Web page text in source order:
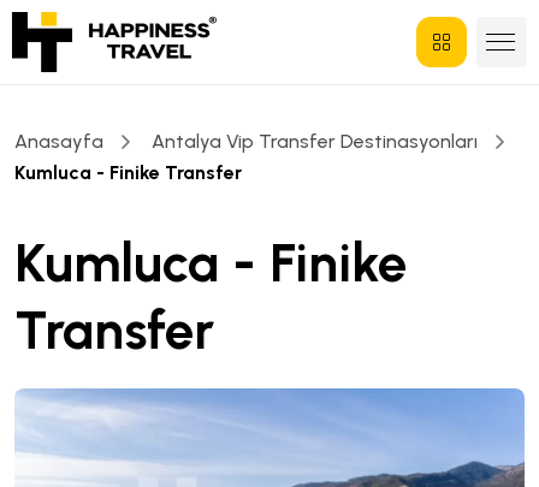
Anasayfa
Antalya Vip Transfer Destinasyonları
Kumluca - Finike Transfer
Kumluca - Finike
Transfer